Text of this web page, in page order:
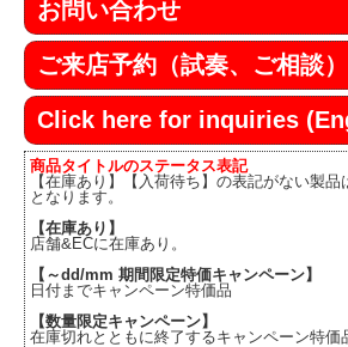
お問い合わせ
ご来店予約（試奏、ご相談）
Click here for inquiries
商品タイトルのステータス表記
【在庫あり】【入荷待ち】の表記がない製品
となります。
【在庫あり】
店舗&ECに在庫あり。
【～dd/mm 期間限定特価キャンペーン】
日付までキャンペーン特価品
【数量限定キャンペーン】
在庫切れとともに終了するキャンペーン特価